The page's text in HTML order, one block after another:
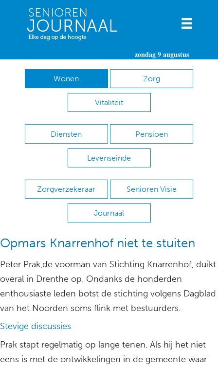
zondag 9 augustus
Wonen Zorg
Vitaliteit
Diensten Pensioen
Levenseinde
Zorgverzekeraar Senioren Visie
Journaal
Opmars Knarrenhof niet te stuiten
Peter Prak,de voorman van Stichting Knarrenhof, duikt
overal in Drenthe op. Ondanks de honderden
enthousiaste leden botst de stichting volgens Dagblad
van het Noorden soms flink met bestuurders.
Stevige discussies
Prak stapt regelmatig op lange tenen. Als hij het niet
eens is met de ontwikkelingen in de gemeente waar